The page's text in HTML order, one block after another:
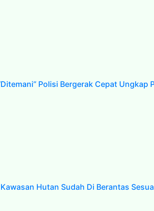
Polisi Bergerak Cepat Ungkap
Hutan Sudah Di Berantas